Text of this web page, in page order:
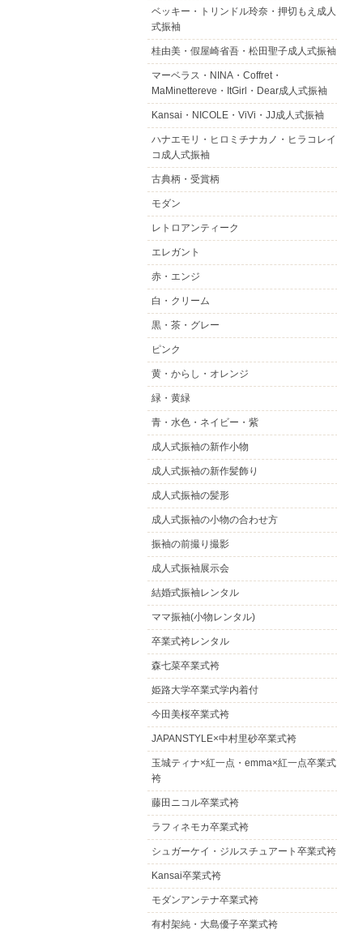
ベッキー・トリンドル玲奈・押切もえ成人
式振袖
桂由美・假屋崎省吾・松田聖子成人式振袖
マーベラス・NINA・Coffret・
MaMinettereve・ItGirl・Dear成人式振袖
Kansai・NICOLE・ViVi・JJ成人式振袖
ハナエモリ・ヒロミチナカノ・ヒラコレイ
コ成人式振袖
古典柄・受賞柄
モダン
レトロアンティーク
エレガント
赤・エンジ
白・クリーム
黒・茶・グレー
ピンク
黄・からし・オレンジ
緑・黄緑
青・水色・ネイビー・紫
成人式振袖の新作小物
成人式振袖の新作髪飾り
成人式振袖の髪形
成人式振袖の小物の合わせ方
振袖の前撮り撮影
成人式振袖展示会
結婚式振袖レンタル
ママ振袖(小物レンタル)
卒業式袴レンタル
森七菜卒業式袴
姫路大学卒業式学内着付
今田美桜卒業式袴
JAPANSTYLE×中村里砂卒業式袴
玉城ティナ×紅一点・emma×紅一点卒業式
袴
藤田ニコル卒業式袴
ラフィネモカ卒業式袴
シュガーケイ・ジルスチュアート卒業式袴
Kansai卒業式袴
モダンアンテナ卒業式袴
有村架純・大島優子卒業式袴